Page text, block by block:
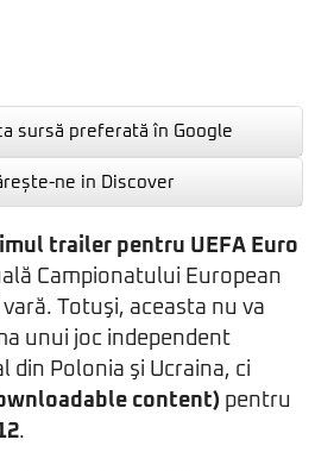
sursă preferată în Google
ne in Discover
trailer pentru UEFA Euro
Campionatului European
Totuşi, aceasta nu va
unui joc independent
din Polonia şi Ucraina, ci
content) pentru
.